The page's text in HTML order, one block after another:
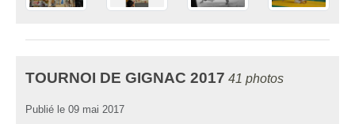
TOURNOI DE GIGNAC 2017 41 photos
Publié le 09 mai 2017